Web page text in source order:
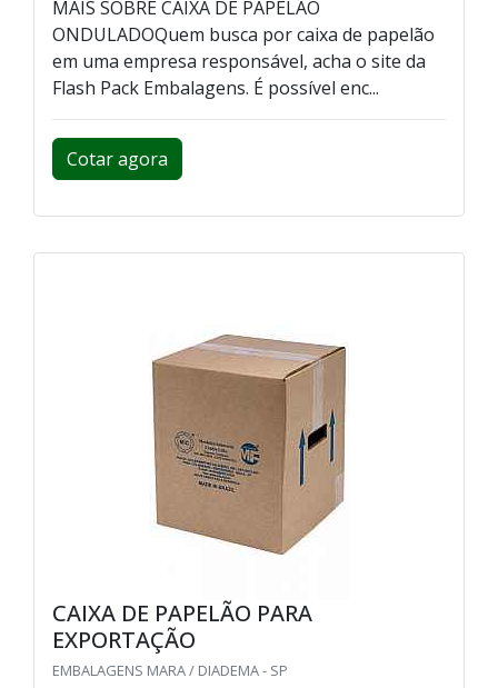
MAIS SOBRE CAIXA DE PAPELÃO
ONDULADOQuem busca por caixa de papelão
em uma empresa responsável, acha o site da
Flash Pack Embalagens. É possível enc...
Cotar agora
CAIXA DE PAPELÃO PARA
EXPORTAÇÃO
EMBALAGENS MARA / DIADEMA - SP